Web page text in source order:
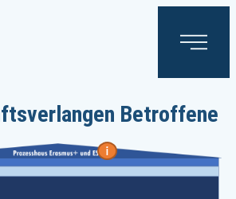
Betroffene